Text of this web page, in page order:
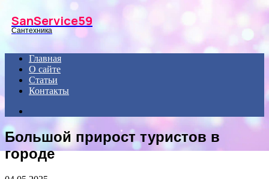
SanService59
Сантехника
Главная
О сайте
Статьи
Контакты
Большой прирост туристов в
городе